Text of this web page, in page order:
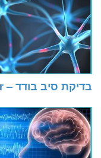
בדיקת סיב בודד – Single Fiber